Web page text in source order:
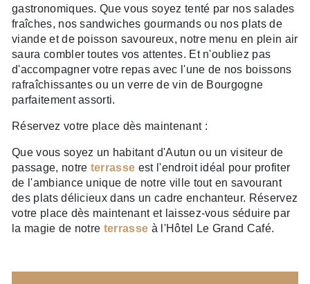
gastronomiques. Que vous soyez tenté par nos salades
fraîches, nos sandwiches gourmands ou nos plats de
viande et de poisson savoureux, notre menu en plein air
saura combler toutes vos attentes. Et n'oubliez pas
d'accompagner votre repas avec l'une de nos boissons
rafraîchissantes ou un verre de vin de Bourgogne
parfaitement assorti.
Réservez votre place dès maintenant :
Que vous soyez un habitant d'Autun ou un visiteur de
passage, notre terrasse est l'endroit idéal pour profiter
de l'ambiance unique de notre ville tout en savourant
des plats délicieux dans un cadre enchanteur. Réservez
votre place dès maintenant et laissez-vous séduire par
la magie de notre terrasse à l'Hôtel Le Grand Café.